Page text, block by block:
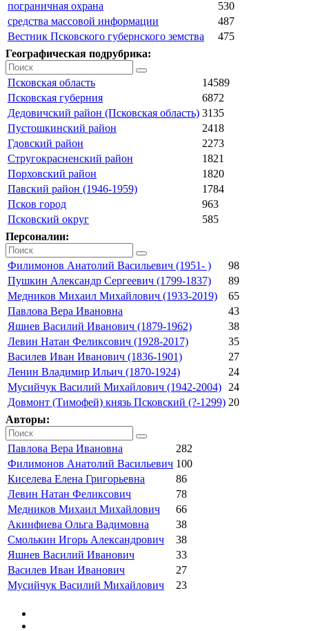
пограничная охрана
530
средства массовой информации
487
Вестник Псковского губернского земства
475
Географическая подрубрика:
Псковская область
14589
Псковская губерния
6872
Дедовичский район (Псковская область) 3135
Пустошкинский район
2418
Гдовский район
2273
Стругокрасненский район
1821
Порховский район
1820
Павский район (1946-1959)
1784
Псков город
963
Псковский округ
585
Персоналии:
Филимонов Анатолий Васильевич (1951- )
98
Пушкин Александр Сергеевич (1799-1837)
89
Медников Михаил Михайлович (1933-2019)
65
Павлова Вера Ивановна
43
Яшнев Василий Иванович (1879-1962)
38
Левин Натан Феликсович (1928-2017)
35
Василев Иван Иванович (1836-1901)
27
Ленин Владимир Ильич (1870-1924)
24
Мусийчук Василий Михайлович (1942-2004)
24
Довмонт (Тимофей) князь Псковский (?-1299) 20
Авторы:
Павлова Вера Ивановна
282
Филимонов Анатолий Васильевич 100
Киселева Елена Григорьевна
86
Левин Натан Феликсович
78
Медников Михаил Михайлович
66
Акинфиева Ольга Вадимовна
38
Смолькин Игорь Александрович
38
Яшнев Василий Иванович
33
Василев Иван Иванович
27
Мусийчук Василий Михайлович
23